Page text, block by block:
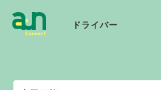
ドライバー